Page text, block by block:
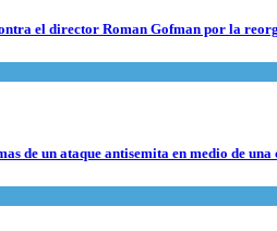
el director Roman Gofman por la
de un ataque antisemita en medio de